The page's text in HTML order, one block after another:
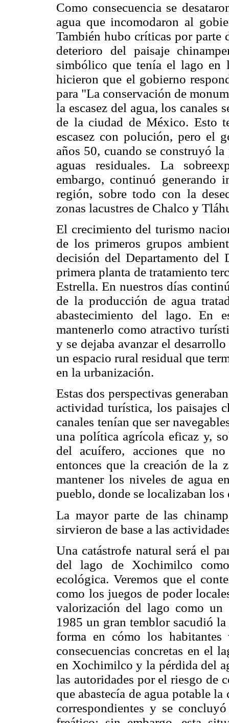
Como consecuencia se
agua que incomodaron al
También hubo críticas por parte
deterioro del paisaje
simbólico que tenía el lago en
hicieron que el gobierno
para "La conservación de
la escasez del agua, los canales
de la ciudad de México. Esto
escasez con polución, pero el
años 50, cuando se construyó
aguas residuales. La
embargo, continuó generando
región, sobre todo con la
zonas lacustres de Chalco y
El crecimiento del turismo
de los primeros grupos
decisión del Departamento
primera planta de tratamiento
Estrella. En nuestros días
de la producción de agua
abastecimiento del lago. En
mantenerlo como atractivo
y se dejaba avanzar el
un espacio rural residual que
en la urbanización.
Estas dos perspectivas
actividad turística, los paisajes
canales tenían que ser
una política agrícola eficaz y,
del acuífero, acciones que no
entonces que la creación de la
mantener los niveles de agua
pueblo, donde se localizaban los
La mayor parte de las
sirvieron de base a las
Una catástrofe natural será el
del lago de Xochimilco
ecológica. Veremos que el
como los juegos de poder
valorización del lago como un
1985 un gran temblor sacudió
forma en cómo los
consecuencias concretas en el
en Xochimilco y la pérdida del
las autoridades por el riesgo de
que abastecía de agua potable
correspondientes y se